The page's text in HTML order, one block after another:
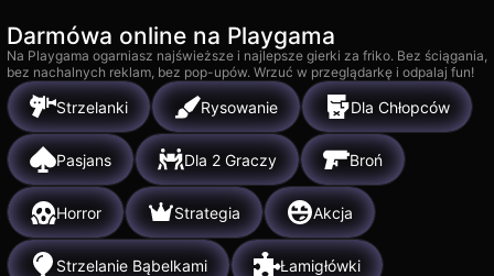
Darmówa online na Playgama
Na Playgama ogarniasz najświeższe i najlepsze gierki za friko. Bez ściągania,
bez nachalnych reklam, bez pop-upów. Wrzuć w przeglądarkę i odpalaj fun!
Strzelanki Rysowanie Dla Chłopców
Pasjans Dla 2 Graczy Broń
Horror Strategia Akcja
Strzelanie Bąbelkami Łamigłówki